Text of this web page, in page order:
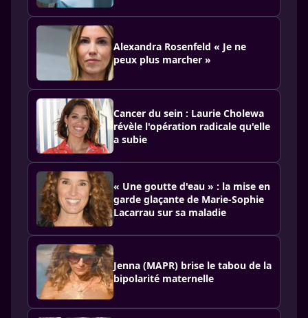
Alexandra Rosenfeld « Je ne
peux plus marcher »
Cancer du sein : Laurie Cholewa
révèle l'opération radicale qu'elle
a subie
« Une goutte d'eau » : la mise en
garde glaçante de Marie-Sophie
Lacarrau sur sa maladie
Jenna (MAPR) brise le tabou de la
bipolarité maternelle